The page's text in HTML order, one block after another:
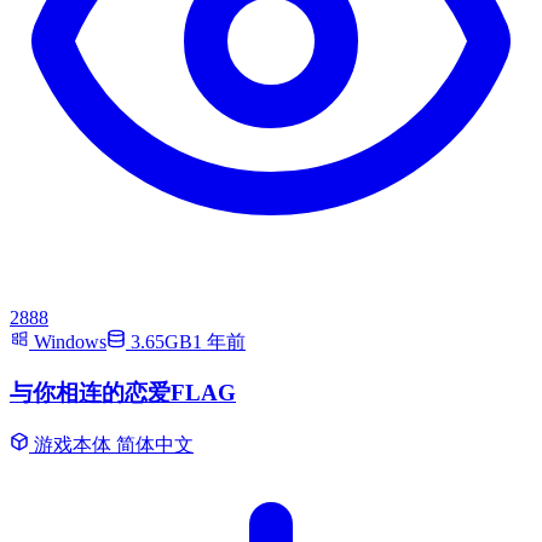
2888
Windows
3.65GB1 年前
与你相连的恋爱FLAG
游戏本体 简体中文